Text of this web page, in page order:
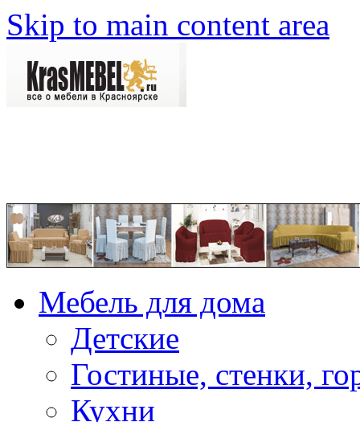
Skip to main content area
Мебель для дома
Детские
Гостиные, стенки,
Кухни